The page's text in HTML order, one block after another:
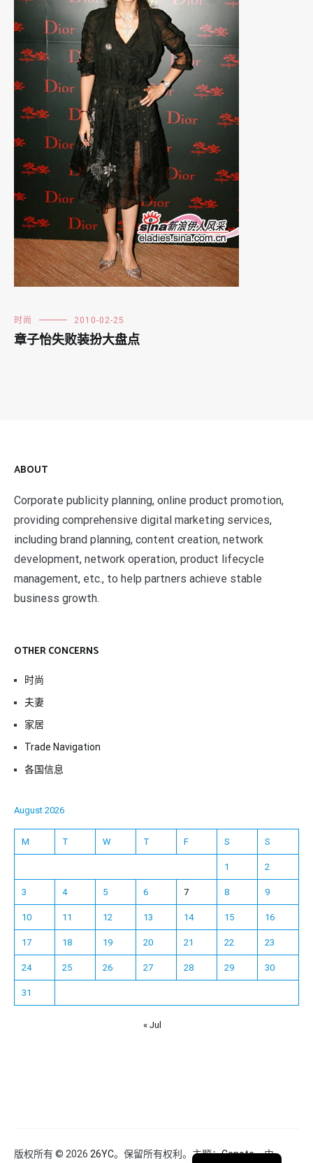
时尚 2010-02-25
章子怡失败装扮大盘点
ABOUT
Corporate publicity planning, online product promotion,
providing comprehensive digital marketing services,
including brand planning, content creation, network
development, network operation, product lifecycle
management, etc., to help partners achieve stable
business growth.
OTHER CONCERNS
时尚
夫妻
家居
Trade Navigation
各国信息
August 2026
M T W T F S S
1 2
3 4 5 6 7 8 9
10 11 12 13 14 15 16
17 18 19 20 21 22 23
24 25 26 27 28 29 30
31
« Jul
版权所有 © 2026 26YC。保留所有权利。主题：Cenote，由
English